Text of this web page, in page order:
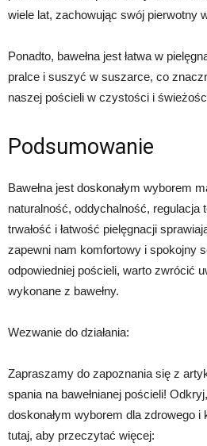
wiele lat, zachowując swój pierwotny
Ponadto, bawełna jest łatwa w
pralce i suszyć w suszarce, co
naszej pościeli w czystości i
Podsumowanie
Bawełna jest doskonałym wyborem
naturalność, oddychalność, regulacja
trwałość i łatwość pielęgnacji
zapewni nam komfortowy i spokojny
odpowiedniej pościeli, warto zwrócić
wykonane z bawełny.
Wezwanie do działania:
Zapraszamy do zapoznania się z
spania na bawełnianej pościeli!
doskonałym wyborem dla zdrowego i
tutaj, aby przeczytać więcej: